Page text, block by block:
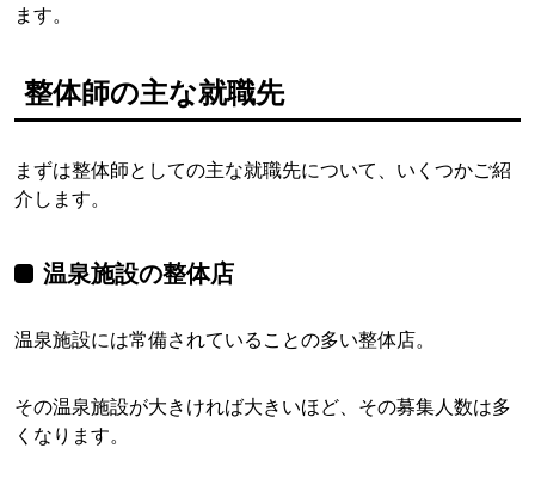
ます。
整体師の主な就職先
まずは整体師としての主な就職先について、いくつかご紹
介します。
温泉施設の整体店
温泉施設には常備されていることの多い整体店。
その温泉施設が大きければ大きいほど、その募集人数は多
くなります。